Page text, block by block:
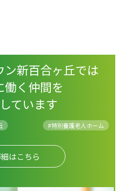
ン新百合ヶ丘では
働く仲間を
ています
#特別養護老人ホーム
はこちら